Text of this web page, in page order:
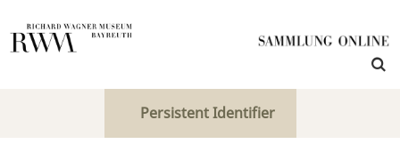
Persistent Identifier